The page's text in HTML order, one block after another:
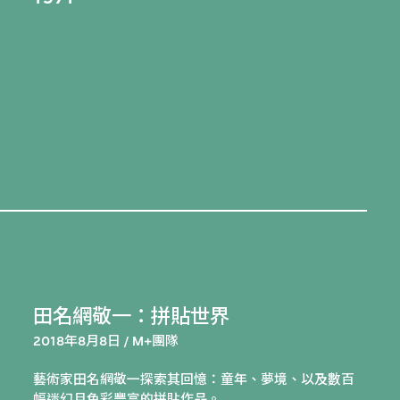
田名網敬一：拼貼世界
2018年8月8日 / M+團隊
藝術家田名網敬一探索其回憶：童年、夢境、以及數百